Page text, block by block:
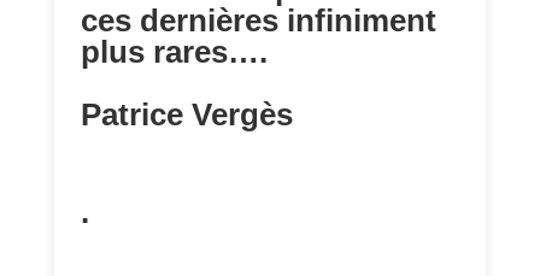
ces dernières infiniment
plus rares….
Patrice Vergès
.